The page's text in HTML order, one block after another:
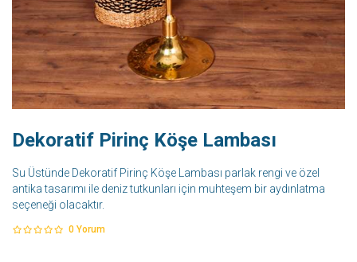
Dekoratif Pirinç Köşe Lambası
Su Üstünde Dekoratif Pirinç Köşe Lambası parlak rengi ve özel
antika tasarımı ile deniz tutkunları için muhteşem bir aydınlatma
seçeneği olacaktır.
0 Yorum